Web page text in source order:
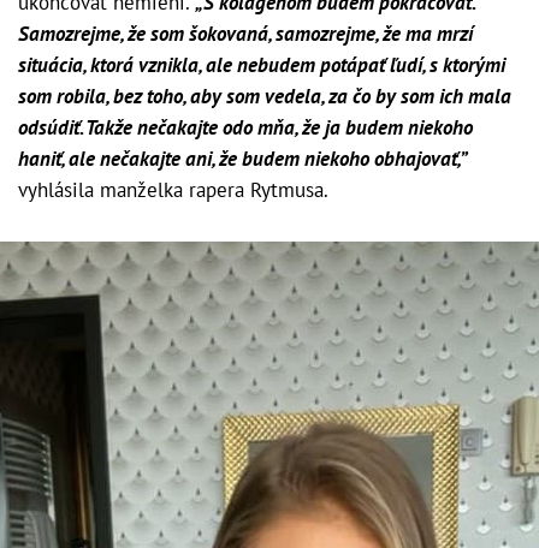
Samozrejme, že som šokovaná, samozrejme, že ma mrzí
situácia, ktorá vznikla, ale nebudem potápať ľudí, s ktorými
som robila, bez toho, aby som vedela, za čo by som ich mala
odsúdiť. Takže nečakajte odo mňa, že ja budem niekoho
haniť, ale nečakajte ani, že budem niekoho obhajovať,”
vyhlásila manželka rapera Rytmusa.